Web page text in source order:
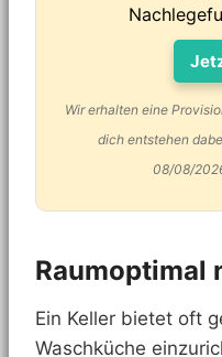
Wir erhalten eine
dich entstehen
08/08/
Raumoptimal
Ein Keller bietet oft
Waschküche